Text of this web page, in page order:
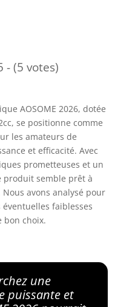
- (5 votes)
AOSOME 2026, dotée
se positionne comme
les amateurs de
et efficacité. Avec
prometteuses et un
semble prêt à
avons analysé pour
faiblesses
bon choix.
une
puissante et